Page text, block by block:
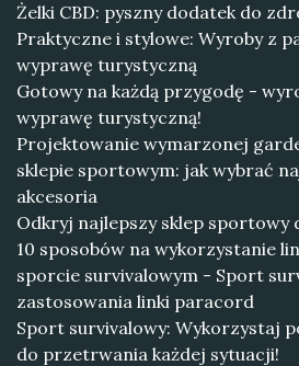
Żelki CBD: pyszny dodatek do
Praktyczne i stylowe: Wyroby z
wyprawę turystyczną
Gotowy na każdą przygodę -
wyprawę turystyczną!
Projektowanie wymarzonej
sklepie sportowym: jak wybrać
akcesoria
Odkryj najlepszy sklep sportowy
10 sposobów na wykorzystanie
sporcie survivalowym - Sport
zastosowania linki paracord
Sport survivalowy: Wykorzystaj
do przetrwania każdej sytuacji!